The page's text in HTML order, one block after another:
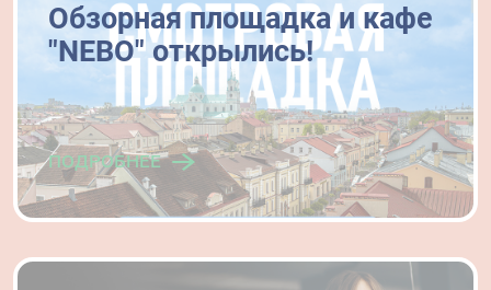
Обзорная площадка и кафе
"NEBO" открылись!
подробнее